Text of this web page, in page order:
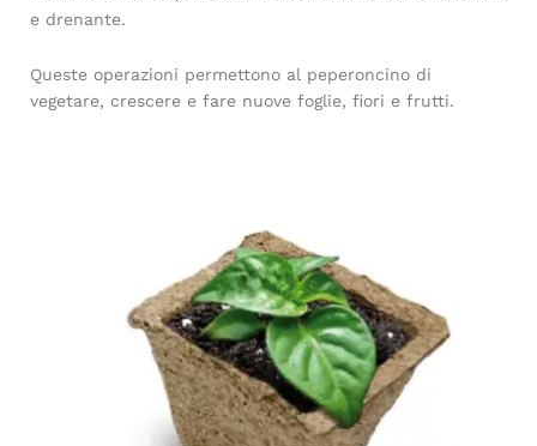
e drenante.
Queste operazioni permettono al peperoncino di
vegetare, crescere e fare nuove foglie, fiori e frutti.